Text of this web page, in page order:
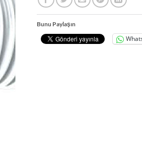
Bunu Paylaşın